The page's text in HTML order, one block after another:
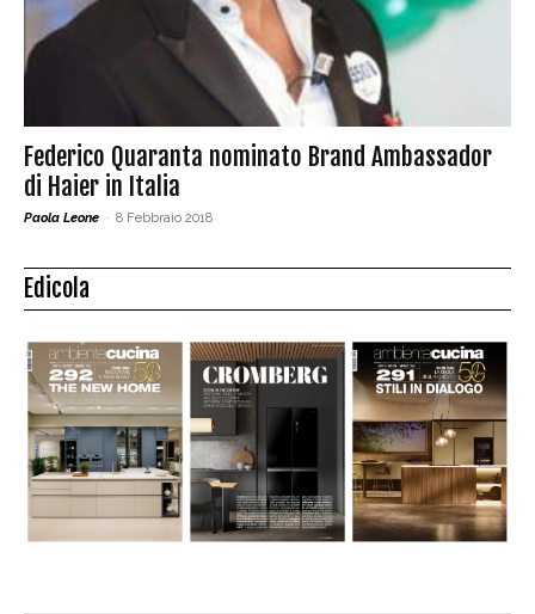
Federico Quaranta nominato Brand Ambassador
di Haier in Italia
Paola Leone - 8 Febbraio 2018
Edicola